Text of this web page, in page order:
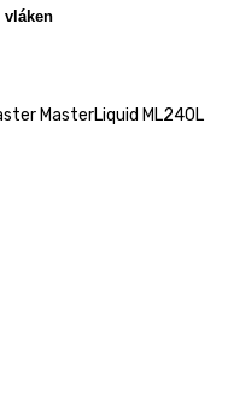
vláken
MasterLiquid ML240L